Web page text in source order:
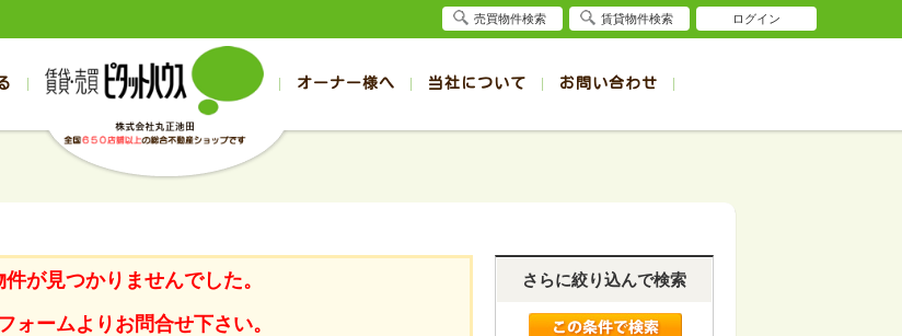
売買
て
ョン
帯広の2000万～3000万円
帯広の3000万～4000万円
帯広の4000万以上
帯広の賃貸マンション
帯広の2K～2LDK賃貸
帯広の3K～3LDK賃貸
帯広の4K以上賃貸
売買
て
ョン
旭川の2000万～3000万円
旭川の3000万～4000万円
旭川の4000万以上
旭川の賃貸マンション
旭川の2K～2LDK賃貸
旭川の3K～3LDK賃貸
旭川の4K以上賃貸
オーナー様へ 当社について
スタッフブログ お客様の声
お問い合わせ
売却のお問合せ 入居者様ページ
が見つかりませんでした。
ォームよりお問合せ下さい。
さらに絞り込んで検索
売買物件検索 賃貸物件検索 ログイン